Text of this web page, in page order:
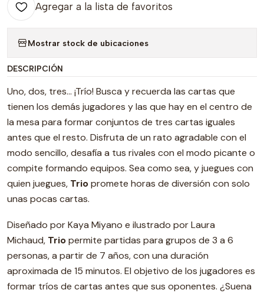
Agregar a la lista de favoritos
Mostrar stock de ubicaciones
DESCRIPCIÓN
Uno, dos, tres… ¡Trío! Busca y recuerda las cartas que
tienen los demás jugadores y las que hay en el centro de
la mesa para formar conjuntos de tres cartas iguales
antes que el resto. Disfruta de un rato agradable con el
modo sencillo, desafía a tus rivales con el modo picante o
compite formando equipos. Sea como sea, y juegues con
quien juegues, Triopromete horas de diversión con solo
unas pocas cartas.
Diseñado por Kaya Miyano e ilustrado por Laura
Michaud, Triopermite partidas para grupos de 3 a 6
personas, a partir de 7 años, con una duración
aproximada de 15 minutos. El objetivo de los jugadores es
formar tríos de cartas antes que sus oponentes. ¿Suena